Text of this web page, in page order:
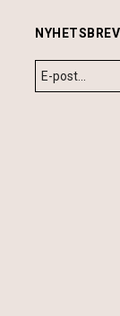
NYHETSBREV